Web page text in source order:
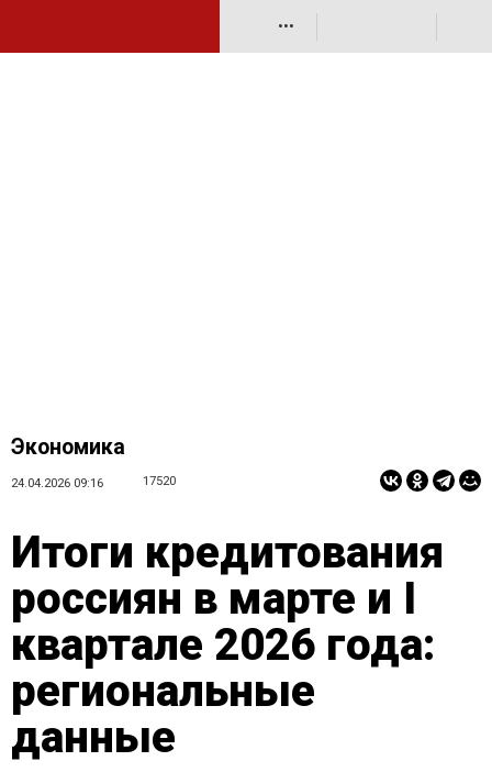
•••
Экономика
24.04.2026 09:16 17520
Итоги кредитования
россиян в марте и I
квартале 2026 года:
региональные
данные